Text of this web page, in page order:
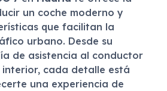
un coche moderno y
que facilitan la
urbano. Desde su
de asistencia al conductor
interior, cada detalle está
una experiencia de